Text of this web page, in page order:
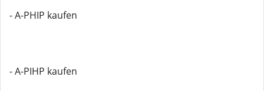
- A-PHIP kaufen
- A-PIHP kaufen